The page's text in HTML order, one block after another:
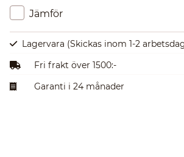
Jämför
Lagervara (Skickas inom 1-2
Fri frakt över 1500:-
Garanti i 24 månader